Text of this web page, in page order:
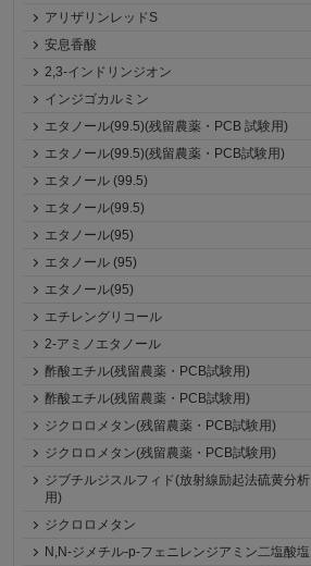
アリザリンレッドS
安息香酸
2,3-インドリンジオン
インジゴカルミン
エタノール(99.5)(残留農薬・PCB 試験用)
エタノール(99.5)(残留農薬・PCB試験用)
エタノール (99.5)
エタノール(99.5)
エタノール(95)
エタノール (95)
エタノール(95)
エチレングリコール
2-アミノエタノール
酢酸エチル(残留農薬・PCB試験用)
酢酸エチル(残留農薬・PCB試験用)
ジクロロメタン(残留農薬・PCB試験用)
ジクロロメタン(残留農薬・PCB試験用)
ジブチルジスルフィド(放射線励起法硫黄分析
用)
ジクロロメタン
N,N-ジメチル-p-フェニレンジアミン二塩酸塩